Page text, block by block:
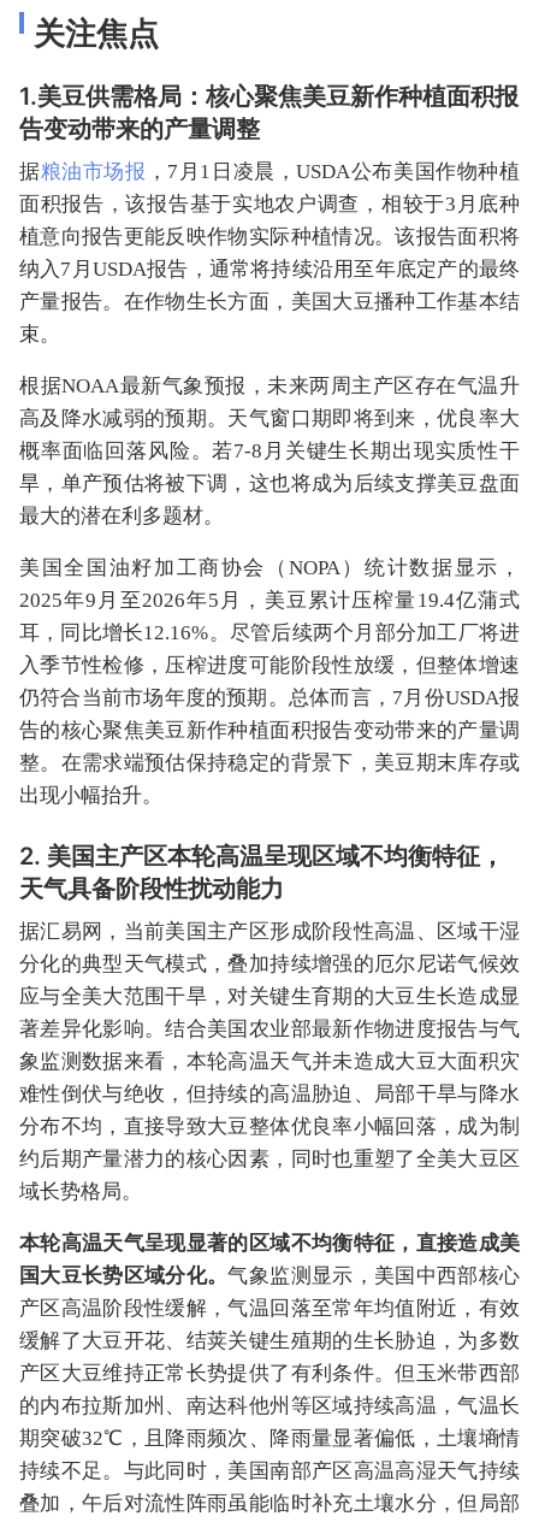
关注焦点
1.美豆供需格局：核心聚焦美豆新作种植面积报
告变动带来的产量调整
据粮油市场报 ，7月1日凌晨，USDA公布美国作物种植
面积报告，该报告基于实地农户调查，相较于3月底种
植意向报告更能反映作物实际种植情况。该报告面积将
纳入7月USDA报告，通常将持续沿用至年底定产的最终
产量报告。在作物生长方面，美国大豆播种工作基本结
束。
根据NOAA最新气象预报，未来两周主产区存在气温升
高及降水减弱的预期。天气窗口期即将到来，优良率大
概率面临回落风险。若7-8月关键生长期出现实质性干
旱，单产预估将被下调，这也将成为后续支撑美豆盘面
最大的潜在利多题材。
美国全国油籽加工商协会（NOPA）统计数据显示，
2025年9月至2026年5月，美豆累计压榨量19.4亿蒲式
耳，同比增长12.16%。尽管后续两个月部分加工厂将进
入季节性检修，压榨进度可能阶段性放缓，但整体增速
仍符合当前市场年度的预期。总体而言，7月份USDA报
告的核心聚焦美豆新作种植面积报告变动带来的产量调
整。在需求端预估保持稳定的背景下，美豆期末库存或
出现小幅抬升。
2. 美国主产区本轮高温呈现区域不均衡特征，
天气具备阶段性扰动能力
据汇易网，当前美国主产区形成阶段性高温、区域干湿
分化的典型天气模式，叠加持续增强的厄尔尼诺气候效
应与全美大范围干旱，对关键生育期的大豆生长造成显
著差异化影响。结合美国农业部最新作物进度报告与气
象监测数据来看，本轮高温天气并未造成大豆大面积灾
难性倒伏与绝收，但持续的高温胁迫、局部干旱与降水
分布不均，直接导致大豆整体优良率小幅回落，成为制
约后期产量潜力的核心因素，同时也重塑了全美大豆区
域长势格局。
本轮高温天气呈现显著的区域不均衡特征，直接造成美
国大豆长势区域分化。气象监测显示，美国中西部核心
产区高温阶段性缓解，气温回落至常年均值附近，有效
缓解了大豆开花、结荚关键生殖期的生长胁迫，为多数
产区大豆维持正常长势提供了有利条件。但玉米带西部
的内布拉斯加州、南达科他州等区域持续高温，气温长
期突破32℃，且降雨频次、降雨量显著偏低，土壤墒情
持续不足。与此同时，美国南部产区高温高湿天气持续
叠加，午后对流性阵雨虽能临时补充土壤水分，但局部